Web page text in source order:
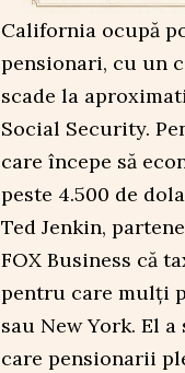
California ocupă
pensionari, cu un
scade la
Social Security.
care începe să
peste 4.500 de
Ted Jenkin,
FOX Business că
pentru care mulți
sau New York. El
care pensionarii